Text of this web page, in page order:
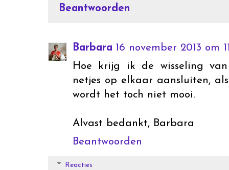
Beantwoorden
Barbara 16 november 2013 om
Hoe krijg ik de wisseling
netjes op elkaar aansluiten,
wordt het toch niet mooi.
Alvast bedankt, Barbara
Beantwoorden
Reacties